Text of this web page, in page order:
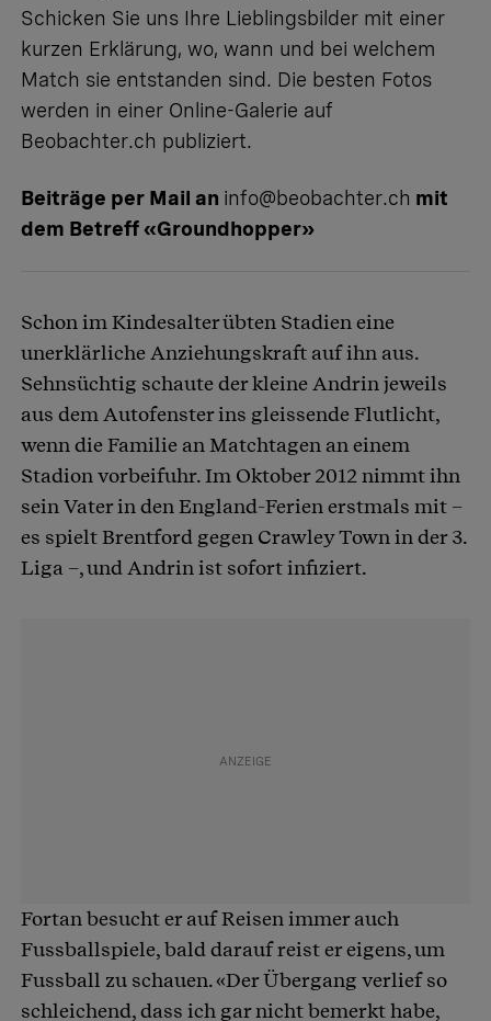
Schicken Sie uns Ihre Lieblingsbilder mit einer
kurzen Erklärung, wo, wann und bei welchem
Match sie entstanden sind. Die besten Fotos
werden in einer Online-Galerie auf
Beobachter.ch publiziert.
Beiträge per Mail an info@beobachter.ch mit
dem Betreff «Groundhopper»
Schon im Kindesalter übten Stadien eine
unerklärliche Anziehungskraft auf ihn aus.
Sehnsüchtig schaute der kleine Andrin jeweils
aus dem Autofenster ins gleissende Flutlicht,
wenn die Familie an Matchtagen an einem
Stadion vorbeifuhr. Im Oktober 2012 nimmt ihn
sein Vater in den England-Ferien erstmals mit –
es spielt Brentford gegen Crawley Town in der 3.
Liga –, und Andrin ist sofort infiziert.
Fortan besucht er auf Reisen immer auch
Fussballspiele, bald darauf reist er eigens, um
Fussball zu schauen. «Der Übergang verlief so
schleichend, dass ich gar nicht bemerkt habe,